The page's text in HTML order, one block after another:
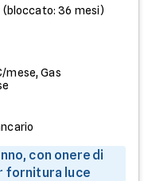
(bloccato: 36 mesi)
mese, Gas
con onere di
fornitura luce